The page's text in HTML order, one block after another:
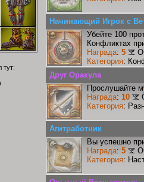
тут:
Начинающий Игрок с
Убейте 100
Конфликтах
Награда: 5
Категория:
Друг Оракула
Прослушайте
Награда: 10
Категория:
Агитработник
Вы успешно
Награда: 5
Категория: